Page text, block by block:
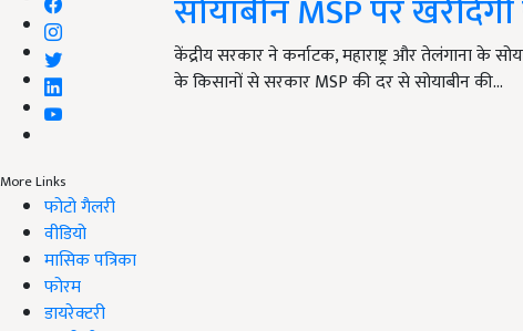
More Links
फोटो गैलरी
वीडियो
मासिक पत्रिका
फोरम
डायरेक्टरी
सोयाबीन MSP पर
केंद्रीय सरकार ने कर्नाटक, महाराष्ट्र और तेलंगाना के
के किसानों से सरकार MSP की दर से सोयाबीन की…